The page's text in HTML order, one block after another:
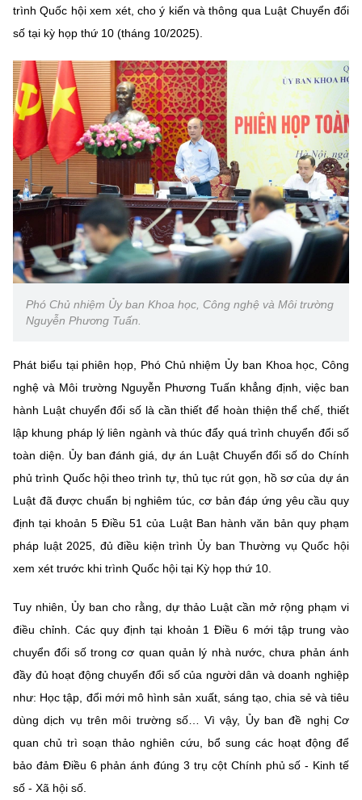
trình Quốc hội xem xét, cho ý kiến và thông qua Luật Chuyển đổi
số tại kỳ họp thứ 10 (tháng 10/2025).
Phó Chủ nhiệm Ủy ban Khoa học, Công nghệ và Môi trường
Nguyễn Phương Tuấn.
Phát biểu tại phiên họp, Phó Chủ nhiệm Ủy ban Khoa học, Công
nghệ và Môi trường Nguyễn Phương Tuấn khẳng định, việc ban
hành Luật chuyển đổi số là cần thiết để hoàn thiện thể chế, thiết
lập khung pháp lý liên ngành và thúc đẩy quá trình chuyển đổi số
toàn diện. Ủy ban đánh giá, dự án Luật Chuyển đổi số do Chính
phủ trình Quốc hội theo trình tự, thủ tục rút gọn, hồ sơ của dự án
Luật đã được chuẩn bị nghiêm túc, cơ bản đáp ứng yêu cầu quy
định tại khoản 5 Điều 51 của Luật Ban hành văn bản quy phạm
pháp luật 2025, đủ điều kiện trình Ủy ban Thường vụ Quốc hội
xem xét trước khi trình Quốc hội tại Kỳ họp thứ 10.
Tuy nhiên, Ủy ban cho rằng, dự thảo Luật cần mở rộng phạm vi
điều chỉnh. Các quy định tại khoản 1 Điều 6 mới tập trung vào
chuyển đổi số trong cơ quan quản lý nhà nước, chưa phản ánh
đầy đủ hoạt động chuyển đổi số của người dân và doanh nghiệp
như: Học tập, đổi mới mô hình sản xuất, sáng tạo, chia sẻ và tiêu
dùng dịch vụ trên môi trường số… Vì vậy, Ủy ban đề nghị Cơ
quan chủ trì soạn thảo nghiên cứu, bổ sung các hoạt động để
bảo đảm Điều 6 phản ánh đúng 3 trụ cột Chính phủ số - Kinh tế
số - Xã hội số.